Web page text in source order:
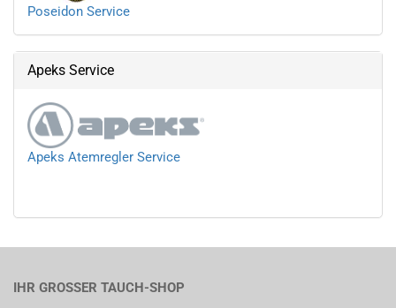
Poseidon Service
Apeks Service
Apeks Atemregler Service
IHR GROSSER TAUCH-SHOP